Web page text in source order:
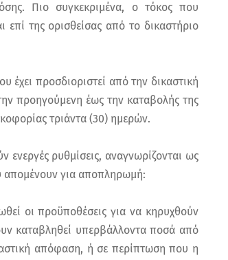
Πιο συγκεκριμένα, ο τόκος που
της ορισθείσας από το δικαστήριο
προσδιοριστεί από την δικαστική
προηγούμενη έως την καταβολής της
τριάντα (30) ημερών.
ρυθμίσεις, αναγνωρίζονται ως
απομένουν για αποπληρωμή:
οι προϋποθέσεις για να κηρυχθούν
καταβληθεί υπερβάλλοντα ποσά από
απόφαση, ή σε περίπτωση που η